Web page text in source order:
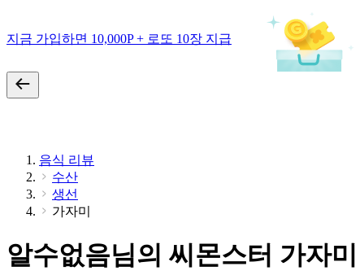
지금 가입하면 10,000P + 로또 10장 지급
음식 리뷰
수산
생선
가자미
알수없음님의 씨몬스터 가자미